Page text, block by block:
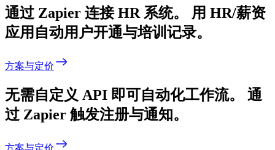
通过 Zapier 连接 HR 系统。
用 HR/薪资
应用自动用户开通与培训记录。
方案与定价
无需自定义 API 即可自动化工作流。
通
过 Zapier 触发注册与通知。
方案与定价